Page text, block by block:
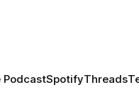
PodcastSpotifyThreads